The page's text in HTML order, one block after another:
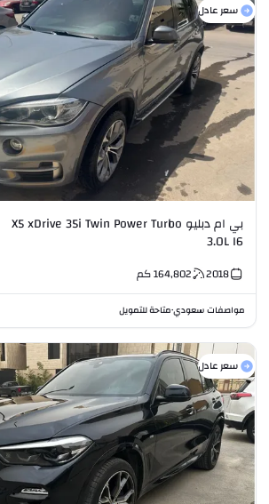
سعر عادل
بي ام دبليو X5 xDrive 35i Twin Power Turbo
3.0L I6
2018
164,802كم
مواصفات سعودي•متاحة للتمويل
سعر عادل